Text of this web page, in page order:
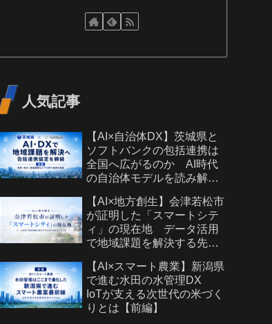
人気記事
【AI×自治体DX】茨城県と
ソフトバンクの包括連携は
全国へ広がるのか AI時代
の自治体モデルを読み解く
【AI×地方創生】会津若松市
が証明した「スマートシテ
ィ」の現在地 データ活用
で地域課題を解決する先進
【AI×スマート農業】新潟県
で進む水田の水管理DX
IoTが支える次世代の米づく
りとは【前編】